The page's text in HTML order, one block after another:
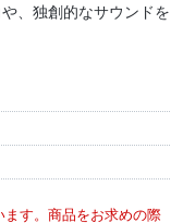
、独創的なサウンドを
す。商品をお求めの際